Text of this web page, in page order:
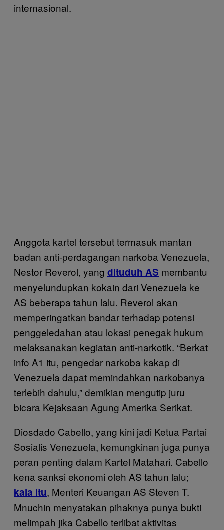
internasional.
Anggota kartel tersebut termasuk mantan
badan anti-perdagangan narkoba Venezuela,
Nestor Reverol, yang dituduh AS membantu
menyelundupkan kokain dari Venezuela ke
AS beberapa tahun lalu. Reverol akan
memperingatkan bandar terhadap potensi
penggeledahan atau lokasi penegak hukum
melaksanakan kegiatan anti-narkotik. “Berkat
info A1 itu, pengedar narkoba kakap di
Venezuela dapat memindahkan narkobanya
terlebih dahulu,” demikian mengutip juru
bicara Kejaksaan Agung Amerika Serikat.
Diosdado Cabello, yang kini jadi Ketua Partai
Sosialis Venezuela, kemungkinan juga punya
peran penting dalam Kartel Matahari. Cabello
kena sanksi ekonomi oleh AS tahun lalu;
kala itu, Menteri Keuangan AS Steven T.
Mnuchin menyatakan pihaknya punya bukti
melimpah jika Cabello terlibat aktivitas